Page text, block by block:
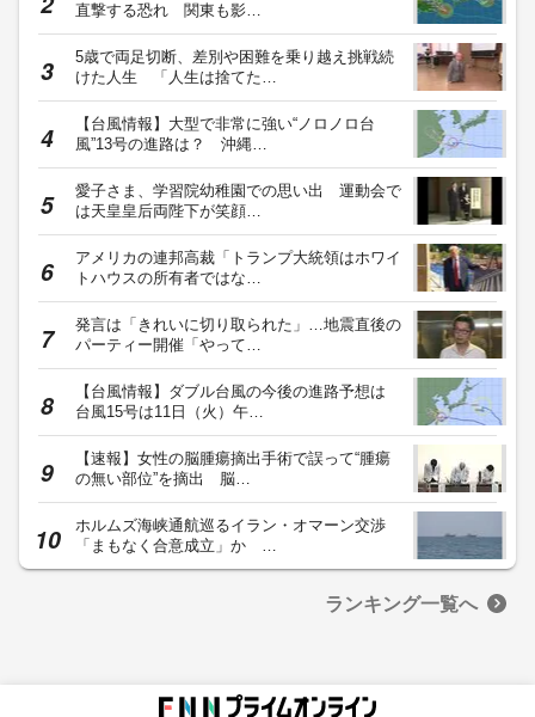
直撃する恐れ 関東も影…
5歳で両足切断、差別や困難を乗り越え挑戦続
けた人生 「人生は捨てた…
【台風情報】大型で非常に強い“ノロノロ台
風”13号の進路は？ 沖縄…
愛子さま、学習院幼稚園での思い出 運動会で
は天皇皇后両陛下が笑顔…
アメリカの連邦高裁「トランプ大統領はホワイ
トハウスの所有者ではな…
発言は「きれいに切り取られた」…地震直後の
パーティー開催「やって…
【台風情報】ダブル台風の今後の進路予想は
台風15号は11日（火）午…
【速報】女性の脳腫瘍摘出手術で誤って“腫瘍
の無い部位”を摘出 脳…
ホルムズ海峡通航巡るイラン・オマーン交渉
「まもなく合意成立」か …
ランキング一覧へ